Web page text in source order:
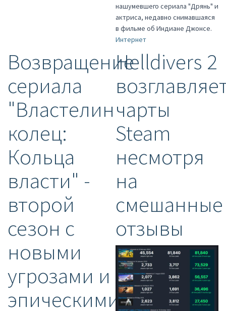
нашумевшего сериала "Дрянь" и
актриса, недавно снимавшаяся
в фильме об Индиане Джонсе.
Интернет
Возвращение
сериала
"Властелин
колец:
Кольца
власти" -
второй
сезон с
новыми
угрозами и
эпическими
Helldivers 2
чарты
Steam
несмотря
на
смешанные
отзывы